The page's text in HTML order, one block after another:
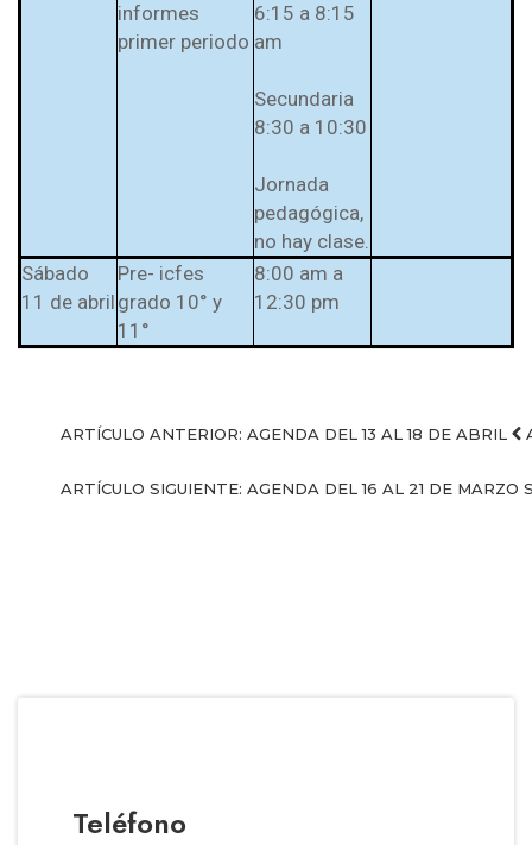
informes
primer periodo
6:15 a 8:15
am
Secundaria
8:30 a 10:30
Jornada
pedagógica,
no hay clase.
Sábado
11 de abril
Pre- icfes
grado 10° y
11°
8:00 am a
12:30 pm
ARTÍCULO ANTERIOR: AGENDA DEL 13 AL 18 DE ABRIL
ARTÍCULO SIGUIENTE: AGENDA DEL 16 AL 21 DE MARZO
Teléfono